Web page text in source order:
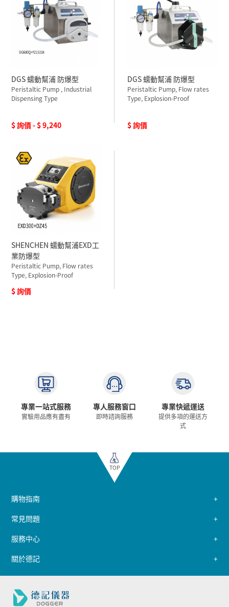
DGS 蠕動幫浦 防爆型
Peristaltic Pump , Industrial
Dispensing Type
$ 詢價 - $ 9,240
DGS 蠕動幫浦 防爆型
Peristaltic Pump, Flow rates
Type, Explosion-Proof
$ 詢價
SHENCHEN 蠕動幫浦EXD工
業防爆型
Peristaltic Pump, Flow rates
Type, Explosion-Proof
$ 詢價
專業一站式服務
實驗用品應有盡有
專人服務窗口
即時諮詢服務
專業快遞運送
提供多項的運送方
式
TOP
購物指南
常見問題
服務中心
關於德記